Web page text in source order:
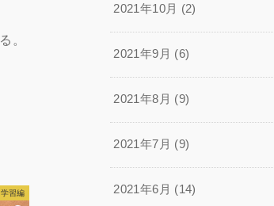
。
学習編
2021年10月 (2)
2021年9月 (6)
2021年8月 (9)
2021年7月 (9)
2021年6月 (14)